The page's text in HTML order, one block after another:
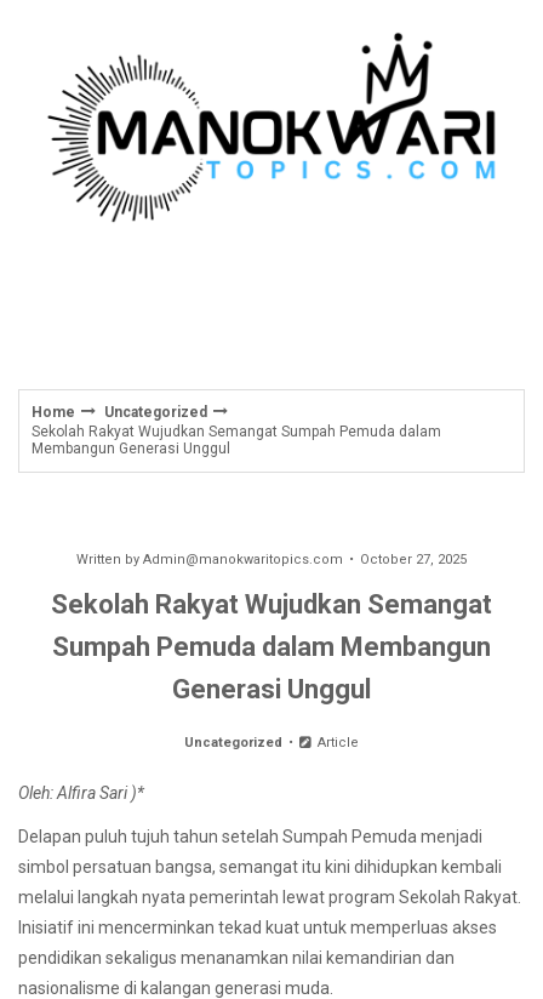
Home
Uncategorized
Sekolah Rakyat Wujudkan Semangat Sumpah Pemuda dalam
Membangun Generasi Unggul
Written by Admin@manokwaritopics.com October 27, 2025
Sekolah Rakyat Wujudkan Semangat
Sumpah Pemuda dalam Membangun
Generasi Unggul
Uncategorized Article
Oleh: Alfira Sari )*
Delapan puluh tujuh tahun setelah Sumpah Pemuda menjadi
simbol persatuan bangsa, semangat itu kini dihidupkan kembali
melalui langkah nyata pemerintah lewat program Sekolah Rakyat.
Inisiatif ini mencerminkan tekad kuat untuk memperluas akses
pendidikan sekaligus menanamkan nilai kemandirian dan
nasionalisme di kalangan generasi muda.